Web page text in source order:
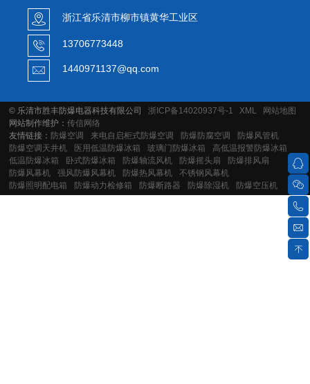
浙江省乐清市柳市镇黄华工业区
13706773448
1440971137@qq.com
© 乐清市胜丰防爆电器科技有限公司浙ICP备14020937号-1 XML
网站地图
网站制作维护：传信网络
友情链接： 防爆空调 来电自启柜式防爆空调 防爆防腐空调
防爆风管机
防爆空调天井机
医用低温防爆冰箱 玻璃门防爆冰箱
高低温报警防爆冰箱
低温防爆冰箱
卧式防爆冰箱 防爆轴流风机 防爆摇头扇
防爆排风扇
防爆风幕机
强风防爆风幕机 防爆热风幕机
不锈钢风幕机
防爆照明配电箱
防爆动力检修箱 防爆断路器 防爆除湿机 防爆空压机